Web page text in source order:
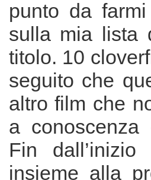
punto da
sulla mia lista
titolo. 10
seguito che
altro film che
a conoscenza
Fin
insieme alla